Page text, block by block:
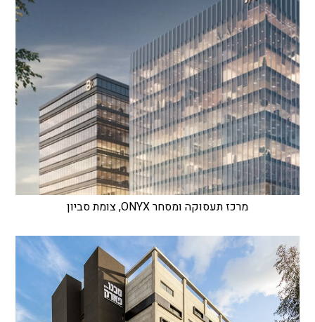
מרכז תעסוקה ומסחר ONYX, צומת סביון